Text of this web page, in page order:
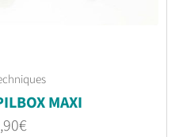
MAXI
€